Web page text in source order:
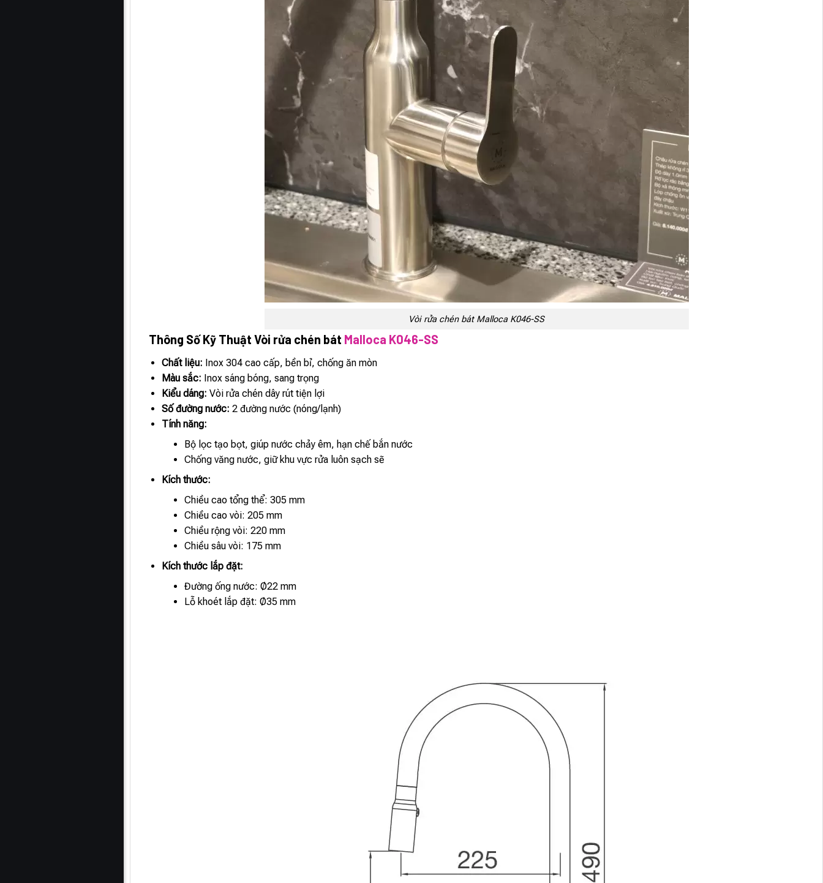
Vòi rửa chén bát Malloca K046-SS
Thông Số Kỹ Thuật Vòi rửa chén bát Malloca K046-SS
Chất liệu: Inox 304 cao cấp, bền bỉ, chống ăn mòn
Màu sắc: Inox sáng bóng, sang trọng
Kiểu dáng: Vòi rửa chén dây rút tiện lợi
Số đường nước: 2 đường nước (nóng/lạnh)
Tính năng:
Bộ lọc tạo bọt, giúp nước chảy êm, hạn chế bắn nước
Chống văng nước, giữ khu vực rửa luôn sạch sẽ
Kích thước:
Chiều cao tổng thể: 305 mm
Chiều cao vòi: 205 mm
Chiều rộng vòi: 220 mm
Chiều sâu vòi: 175 mm
Kích thước lắp đặt:
Đường ống nước: Ø22 mm
Lỗ khoét lắp đặt: Ø35 mm